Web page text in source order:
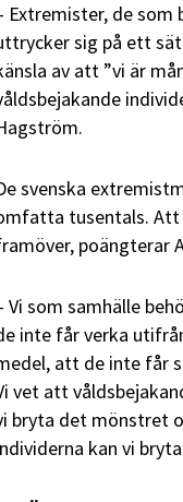
Extremister, de som
sig på ett
av att ”vi är
svenska
tusentals.
poängterar
Vi som samhälle
inte får verka
att de inte får
vet att
bryta det mönstret
kan vi